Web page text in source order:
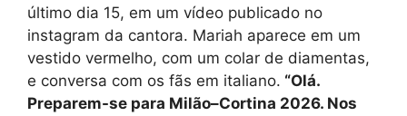
último dia 15, em um vídeo publicado no
instagram da cantora. Mariah aparece em um
vestido vermelho, com um colar de diamentas,
e conversa com os fãs em italiano. “Olá.
Preparem-se para Milão–Cortina 2026. Nos